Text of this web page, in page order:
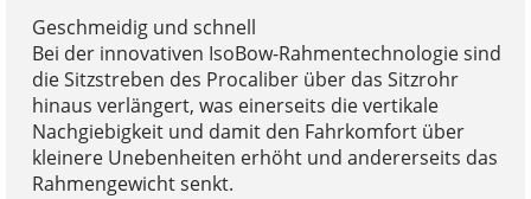
Geschmeidig und schnell
Bei der innovativen IsoBow-Rahmentechnologie sind
die Sitzstreben des Procaliber über das Sitzrohr
hinaus verlängert, was einerseits die vertikale
Nachgiebigkeit und damit den Fahrkomfort über
kleinere Unebenheiten erhöht und andererseits das
Rahmengewicht senkt.